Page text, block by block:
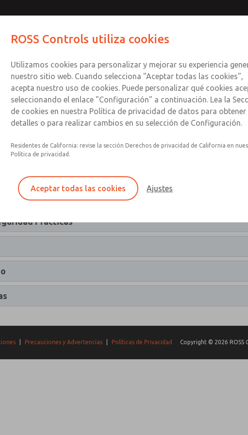
Librería de Videos de ROSS
y técnicos que destacan nuestras válvulas de
potencia fluida y más.
Prácticas
Precauciones y Advertencias Políticas de Privacidad Copyright © 2026 ROSS
ROSS Controls utiliza cookies
Utilizamos cookies para personalizar y mejorar su experiencia
nuestro sitio web. Cuando selecciona "Aceptar todas las cookies",
acepta nuestro uso de cookies. Puede personalizar qué cookies
seleccionando el enlace "Configuración" a continuación. Lea la
de cookies en nuestra Política de privacidad de datos para obtener
detalles o para realizar cambios en su selección de Configuración.
Residentes de California: revise la sección Derechos de privacidad de California en
Política de privacidad.
Aceptar todas las cookies Ajustes